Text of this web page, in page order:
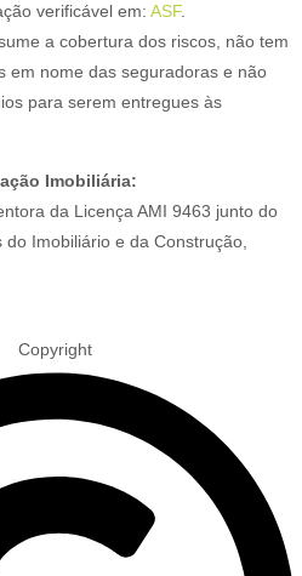
verificável em: ASF.
a cobertura dos riscos, não tem
em nome das seguradoras e não
para serem entregues às
Imobiliária:
da Licença AMI 9463 junto do
Imobiliário e da Construção,
Copyright